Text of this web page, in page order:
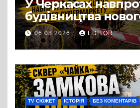
У Черкасах
будівництва
супермаркету
проспекті
дерева. І це
можна назвати
випадковістю
06.08.2026 EDITOR
TV СЮЖЕТ ІСТОРІЯ БЕЗ КОМЕНТАРІВ